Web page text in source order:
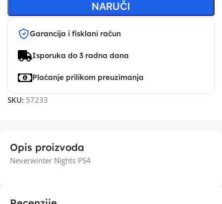
NARUČI
Garancija i fisklani račun
Isporuka do 3 radna dana
Plaćanje prilikom preuzimanja
SKU: 57233
Opis proizvoda
Neverwinter Nights PS4